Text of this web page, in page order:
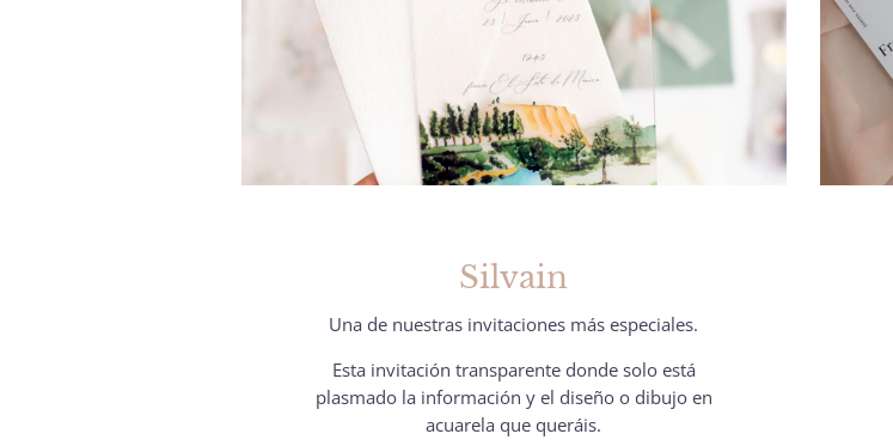
Silvain
Una de nuestras invitaciones más especiales.
Esta invitación transparente donde solo está
plasmado la información y el diseño o dibujo en
acuarela que queráis.